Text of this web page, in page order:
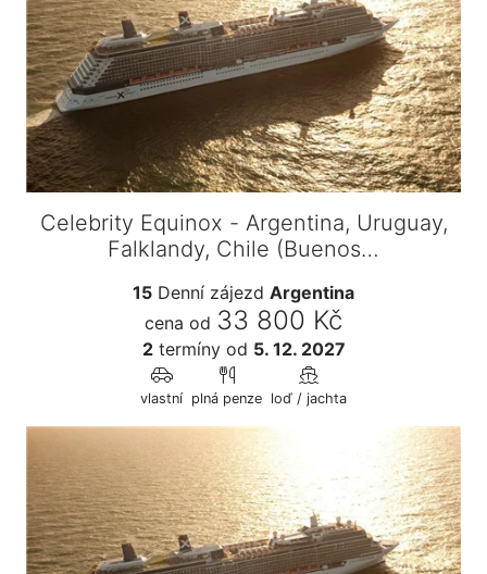
Celebrity Equinox - Argentina, Uruguay,
Falklandy, Chile (Buenos…
15 Denní zájezd Argentina
cena od 33 800 Kč
2termínyod 5. 12. 2027
vlastní plná penze loď / jachta